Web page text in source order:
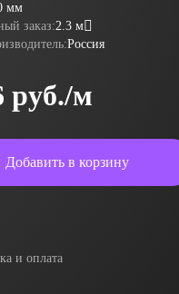
мм
заказ:2.3 м
Россия
руб./м
Добавить в корзину
и оплата